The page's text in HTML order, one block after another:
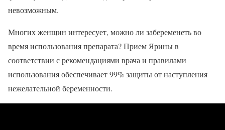
невозможным.
Многих женщин интересует, можно ли забеременеть во
время использования препарата? Прием Ярины в
соответствии с рекомендациями врача и правилами
использования обеспечивает 99% защиты от наступления
нежелательной беременности.